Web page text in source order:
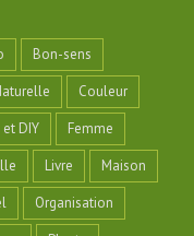
Bon-sens
Couleur
DIY
Femme
Livre
Maison
Organisation